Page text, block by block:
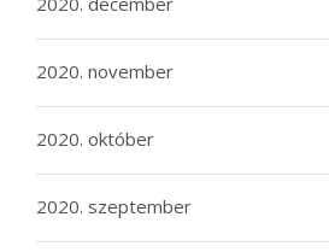
2020. november
2020. október
2020. szeptember